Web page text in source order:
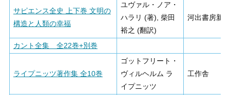
サピエンス全史 上下巻 文明の
構造と人類の幸福
ユヴァル・ノア・
ハラリ (著), 柴田
裕之 (翻訳)
河出書房新社
カント全集 全22巻+別巻
ライプニッツ著作集 全10巻
ゴットフリート・
ヴィルヘルム ラ
イプニッツ
工作舎